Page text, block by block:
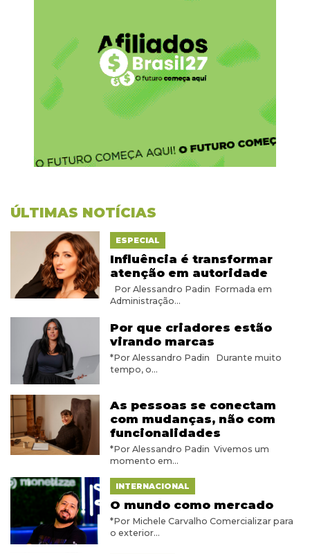
ÚLTIMAS NOTÍCIAS
ESPECIAL
Influência é transformar
atenção em autoridade
Por Alessandro Padin Formada em
Administração...
Por que criadores estão
virando marcas
*Por Alessandro Padin Durante muito
tempo, o...
As pessoas se conectam
com mudanças, não com
funcionalidades
*Por Alessandro Padin Vivemos um
momento em...
INTERNACIONAL
O mundo como mercado
*Por Michele Carvalho Comercializar para
o exterior...